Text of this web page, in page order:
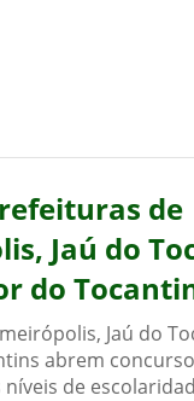
de
Jaú do
do
Jaú do
abrem
de